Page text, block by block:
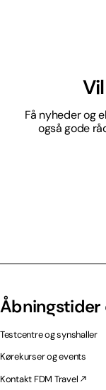
Få nyheder og
også gode
Åbningstider
Testcentre og synshaller
Kørekurser og events
Kontakt FDM Travel